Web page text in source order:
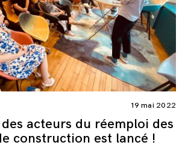
19 mai 2022
acteurs du réemploi des
construction est lancé !